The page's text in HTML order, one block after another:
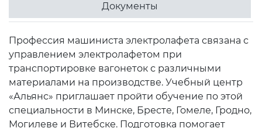
Документы
Профессия машиниста электролафета связана с
управлением электролафетом при
транспортировке вагонеток с различными
материалами на производстве. Учебный центр
«Альянс» приглашает пройти обучение по этой
специальности в Минске, Бресте, Гомеле, Гродно,
Могилеве и Витебске. Подготовка помогает